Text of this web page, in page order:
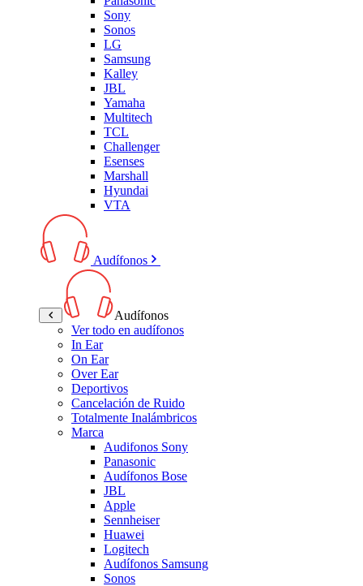
Sony
Sonos
LG
Samsung
Kalley
JBL
Yamaha
Multitech
TCL
Challenger
Esenses
Marshall
Hyundai
VTA
Audífonos
Audífonos
Ver todo en audífonos
In Ear
On Ear
Over Ear
Deportivos
Cancelación de Ruido
Totalmente Inalámbricos
Marca
Audifonos Sony
Panasonic
Audífonos Bose
JBL
Apple
Sennheiser
Huawei
Logitech
Audífonos Samsung
Sonos